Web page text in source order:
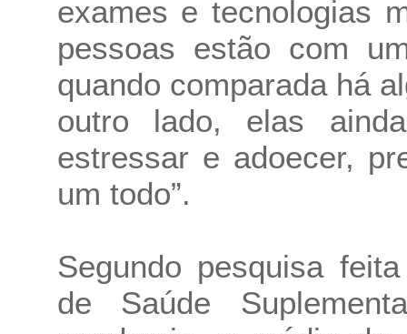
exames e tecnologias
pessoas estão com
quando comparada há
outro lado, elas
estressar e adoecer,
um todo”.
Segundo pesquisa
de Saúde